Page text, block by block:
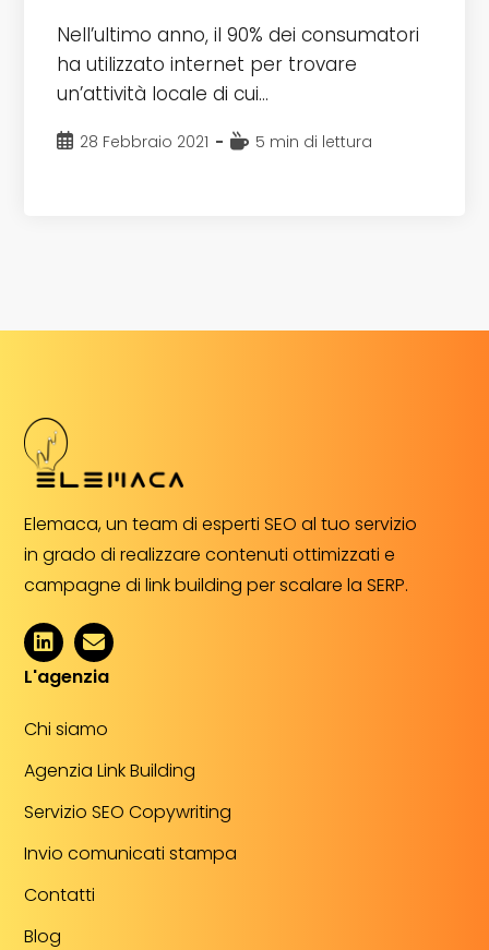
Nell’ultimo anno, il 90% dei consumatori
ha utilizzato internet per trovare
un’attività locale di cui…
Articolo
28 Febbraio 2021
Tempo5 min di lettura
Elemaca, un team di esperti SEO al tuo servizio
in grado di realizzare contenuti ottimizzati e
campagne di link building per scalare la SERP.
L'agenzia
Chi siamo
Agenzia Link Building
Servizio SEO Copywriting
Invio comunicati stampa
Contatti
Blog